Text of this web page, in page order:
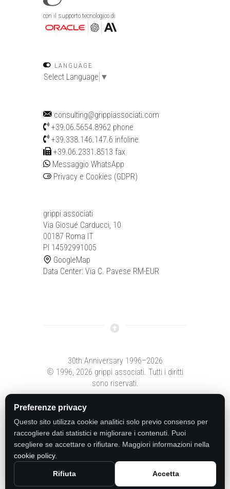
con il supporto tecnologico di
LANGUAGE
Select Language ▼
consulting@grippiassociati.com
+39.06.5654.8962 phone
+39.338.146.147.6 infoline
+39.06.2331.8513 fax
Messaggio WhatsApp
Privacy e Cookies (GDPR)
grippi associati
Via Giosué Carducci, 10
00187 Roma IT
PI 14592991005
GoogleMap
Data Center: Via C. Pavese RM-EUR
30th Anniversary 1996–2026
© 1996, 2026 grippi associati. Tutti i diritti
sono riservati.
Preferenze privacy
Questo sito utilizza cookie analitici solo previo consenso per
raccogliere dati statistici e migliorare i contenuti. Puoi
scegliere se accettare o rifiutare. Maggiori informazioni nella
cookie policy.
Rifiuta Accetta